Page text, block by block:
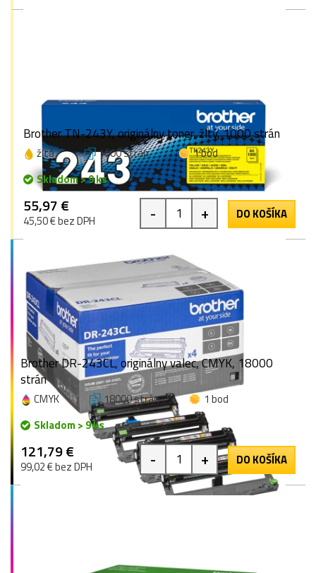
Brother TN-243Y, originálny toner, žltý, 1000 strán
žltá 1000 strán
1 bod
Skladom > 9 ks
55,97 €
45,50 € bez DPH - + DO KOŠÍKA
Brother DR-243CL, originálny valec, CMYK, 18000
strán
CMYK 18000 strán
1 bod
Skladom > 9 ks
121,79 €
99,02 € bez DPH - + DO KOŠÍKA